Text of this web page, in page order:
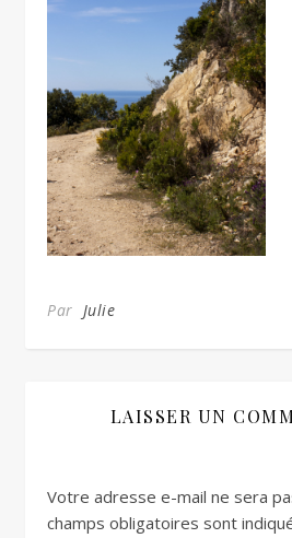
Par Julie
LAISSER UN
Votre adresse e-mail ne sera
champs obligatoires sont